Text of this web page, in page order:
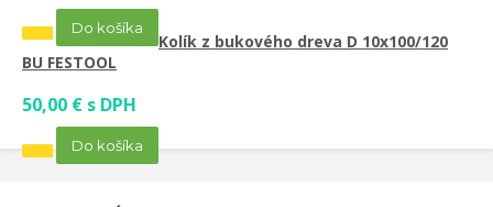
Do košíka
Kolík z bukového dreva D 10x100/120
BU FESTOOL
50,00 € s DPH
Do košíka